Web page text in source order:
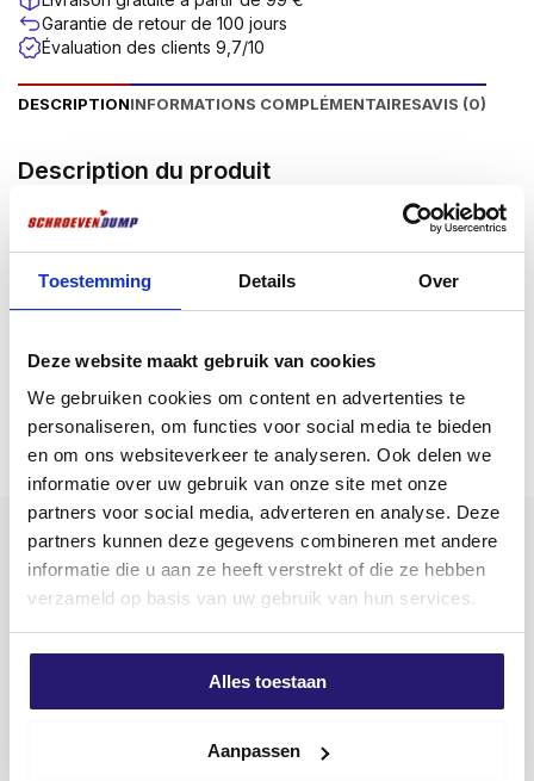
Toestemming Details Over
Deze website maakt gebruik van cookies
We gebruiken cookies om content en advertenties te
personaliseren, om functies voor social media te bieden
en om ons websiteverkeer te analyseren. Ook delen we
informatie over uw gebruik van onze site met onze
partners voor social media, adverteren en analyse. Deze
partners kunnen deze gegevens combineren met andere
informatie die u aan ze heeft verstrekt of die ze hebben
verzameld op basis van uw gebruik van hun services.
Alles toestaan
Aanpassen
Garantie de retour de 100 jours
Évaluation des clients 9,7/10
DESCRIPTIONINFORMATIONS COMPLÉMENTAIRESAVIS (0)
Description du produit
Embouts pour visser, par exemple, les vis à panneaux
d’aggloméré Screwdump ou d’autres fixations ayant
un raccord Phillips. Disponibles en 3 connexions
Phillips, à savoir PH1, PH2 et PH3. Disponibles en
absolue, choisissez les embouts en titane
titane. Ces embouts dorés sont extrêmement durables
et offrent une excellente prise sur la tête de la vis.
Le raccord de tournevis de tous les embouts
Screwdump est un hexagone de ¼”.
Application
Vissage d’éléments de fixation dotés d’un raccord
Phillips
Plus d'informations